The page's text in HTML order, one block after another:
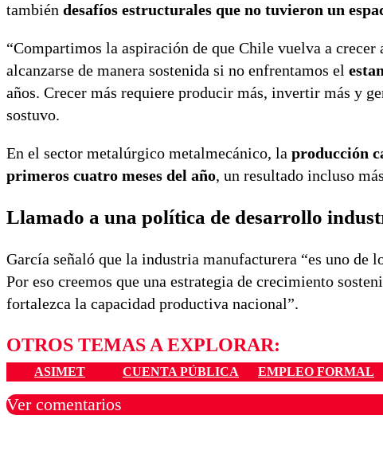
también desafíos estructurales que no tuvieron un
“Compartimos la aspiración de que Chile vuelva a
alcanzarse de manera sostenida si no enfrentamos el
años. Crecer más requiere producir más, invertir más y
sostuvo.
En el sector metalúrgico metalmecánico, la producción
primeros cuatro meses del año, un resultado incluso
Llamado a una política de desarrollo
García señaló que la industria manufacturera “es uno
Por eso creemos que una estrategia de crecimiento
fortalezca la capacidad productiva nacional”.
OTROS TEMAS A EXPLORAR:
ASIMET CUENTA PÚBLICA EMPLEO FORMAL
Ver comentarios